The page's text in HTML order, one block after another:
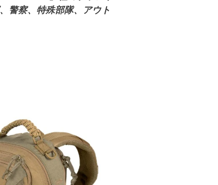
警察、特殊部隊、アウト